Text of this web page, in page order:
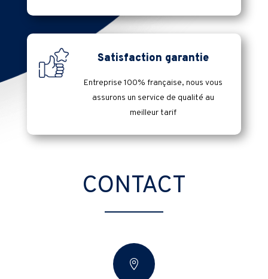
Satisfaction garantie
Entreprise 100% française, nous vous
assurons un service de qualité au
meilleur tarif
CONTACT
